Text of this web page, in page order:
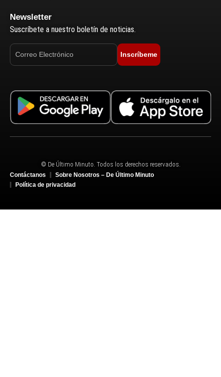
Newsletter
Suscríbete a nuestro boletín de noticias.
Inscríbeme
© De Último Minuto. Todos los derechos reservados.
Contáctanos
Sobre Nosotros – De Último Minuto
Política de privacidad